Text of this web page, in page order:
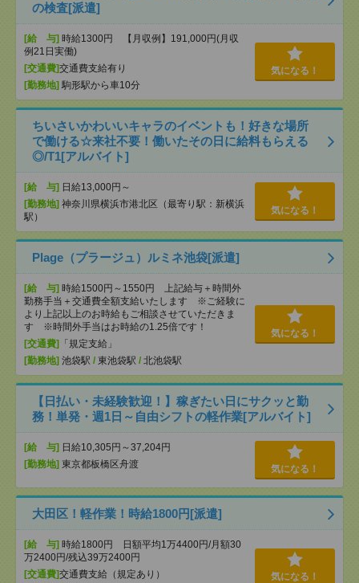
の検査[派遣]
[給 与] 時給1300円 【月収例】191,000円(月収
例21日実働)
[交通費]交通費支給有り
[勤務地] 駒形駅から車10分
気になる！
ちいさいかわいいキャラのイベントも！好きな場所
で働ける☆来社不要！働いたその日に給料もらえる
◎/T1[アルバイト]
[給 与] 日給13,000円～
[勤務地] 神奈川県横浜市港北区（最寄り駅：新横浜
駅）
気になる！
Plage（プラージュ）ルミネ池袋[派遣]
[給 与] 時給1500円～1550円 上記給与＋時間外
勤務手当＋交通費全額支給いたします ※ご経験に
より上記以上のお時給もご相談させていただきま
す ※時間外手当はお時給の1.25倍です！
[交通費]
「規定支給」
[勤務地] 池袋駅 / 東池袋駅 / 北池袋駅
気になる！
【日払い・未経験歓迎！】稼ぎたい日にサクッと勤
務！単発・週1日～自由シフトの軽作業[アルバイト]
[給 与] 日給10,305円～37,204円
[勤務地] 東京都板橋区舟渡 気になる！
大田区！軽作業！時給1800円[派遣]
[給 与] 時給1800円 日額平均1万4400円/月額30
万2400円/残込39万2400円
[交通費]交通費支給（規定あり）
気になる！